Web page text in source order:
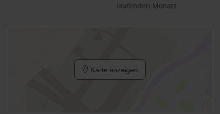
laufenden Monats.
Karte anzeigen